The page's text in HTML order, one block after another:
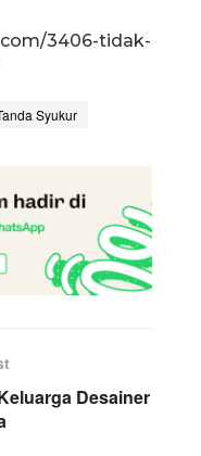
3406-tidak-
Syukur
Desainer